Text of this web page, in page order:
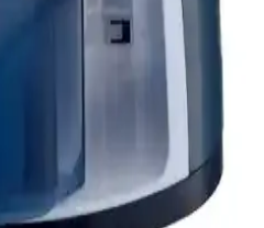
ve Kullanıcı Tercihleri
teknolojisi, dayanıklılığı ve
Hangi ütü modelinin
Güçlü ve Güvenli
su haznesi, otomatik kapanma ve
kıyafet ütüleme sağlar.